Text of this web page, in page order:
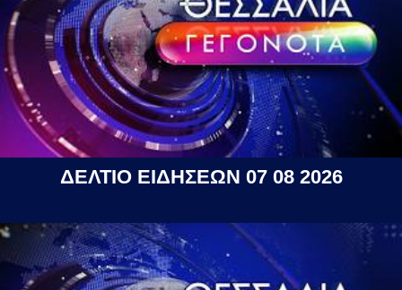
ΔΕΛΤΙΟ ΕΙΔΗΣΕΩΝ 07 08 2026